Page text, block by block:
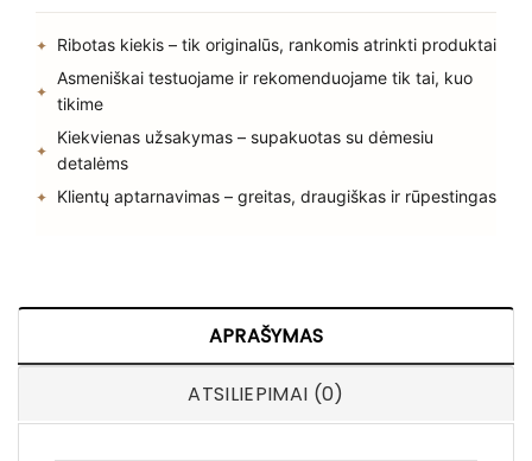
Ribotas kiekis – tik originalūs, rankomis atrinkti produktai
Asmeniškai testuojame ir rekomenduojame tik tai, kuo
tikime
Kiekvienas užsakymas – supakuotas su dėmesiu
detalėms
Klientų aptarnavimas – greitas, draugiškas ir rūpestingas
APRAŠYMAS
ATSILIEPIMAI (0)